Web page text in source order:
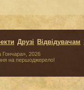
Гончара», 2026
на першоджерело!
Друзі Відвідувачам